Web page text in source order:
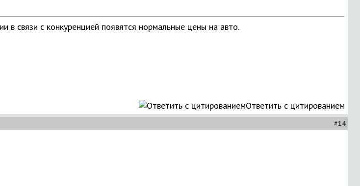
в связи с конкуренцией появятся нормальные цены на авто.
Ответить с цитированием
#14